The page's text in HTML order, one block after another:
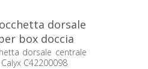
dorsale
box doccia
dorsale centrale
C42200098